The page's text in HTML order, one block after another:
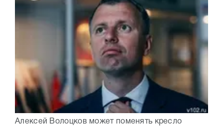
Алексей Волоцков может поменять кресло